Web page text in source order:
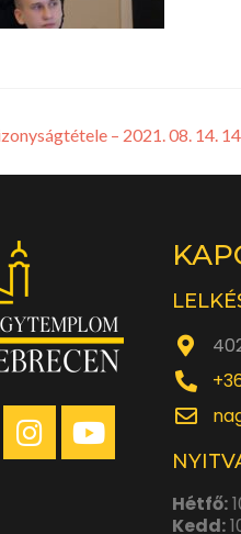
– 2021. 08. 14.
Hétfő:
Kedd: